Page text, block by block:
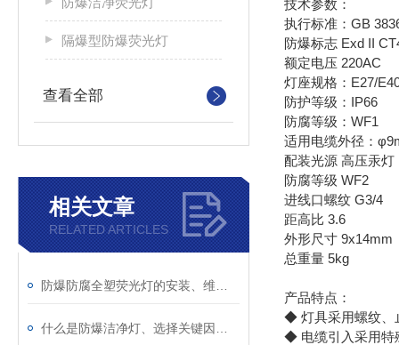
隔爆型防爆荧光灯
查看全部
相关文章
RELATED ARTICLES
技术参数：
执行标准：GB
防爆标志 Exd II
额定电压 220AC
灯座规格：E27/
防护等级：IP66
防腐等级：WF1
适用电缆外径：
配装光源 高压汞
防腐等级 WF2
进线口螺纹 G3/4
距高比 3.6
外形尺寸 9x14mm
总重量 5kg
产品特点：
◆ 灯具采用螺纹、
◆ 电缆引入采用特